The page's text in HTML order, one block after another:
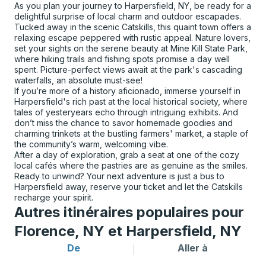
As you plan your journey to Harpersfield, NY, be ready for a
delightful surprise of local charm and outdoor escapades.
Tucked away in the scenic Catskills, this quaint town offers a
relaxing escape peppered with rustic appeal. Nature lovers,
set your sights on the serene beauty at Mine Kill State Park,
where hiking trails and fishing spots promise a day well
spent. Picture-perfect views await at the park's cascading
waterfalls, an absolute must-see!
If you’re more of a history aficionado, immerse yourself in
Harpersfield's rich past at the local historical society, where
tales of yesteryears echo through intriguing exhibits. And
don’t miss the chance to savor homemade goodies and
charming trinkets at the bustling farmers' market, a staple of
the community’s warm, welcoming vibe.
After a day of exploration, grab a seat at one of the cozy
local cafés where the pastries are as genuine as the smiles.
Ready to unwind? Your next adventure is just a bus to
Harpersfield away, reserve your ticket and let the Catskills
recharge your spirit.
Autres itinéraires populaires pour
Florence, NY et Harpersfield, NY
De
Aller à